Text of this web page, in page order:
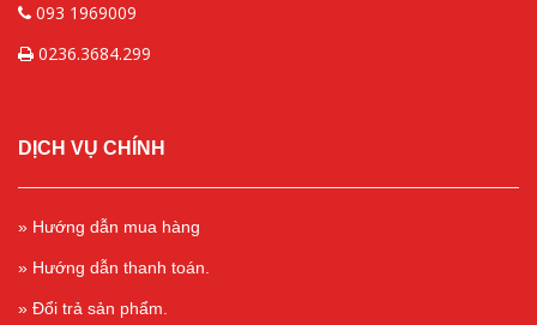
093 1969009
0236.3684.299
DỊCH VỤ CHÍNH
» Hướng dẫn mua hàng
» Hướng dẫn thanh toán.
» Đổi trả sản phẩm.